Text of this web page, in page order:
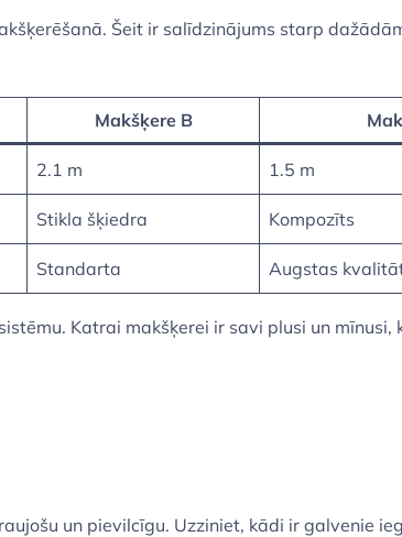
Šeit ir salīdzinājums starp
Makšķere B
2.1 m 1.5 m
Stikla šķiedra Kompozīts
Standarta Augstas
Katrai makšķerei ir savi plusi un mīnusi,
un pievilcīgu. Uzziniet, kādi ir galvenie